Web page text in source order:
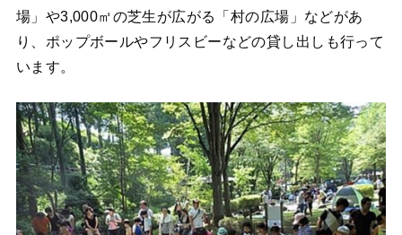
場」や3,000㎡の芝生が広がる「村の広場」などがあ
り、ポップボールやフリスビーなどの貸し出しも行って
います。